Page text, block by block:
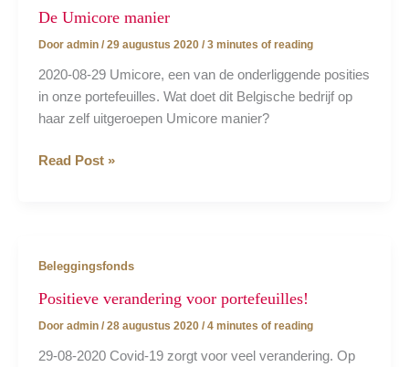
De Umicore manier
Door admin / 29 augustus 2020 / 3 minutes of reading
2020-08-29 Umicore, een van de onderliggende posities
in onze portefeuilles. Wat doet dit Belgische bedrijf op
haar zelf uitgeroepen Umicore manier?
De
Read Post »
Beleggingsfonds
Positieve verandering voor portefeuilles!
Door admin / 28 augustus 2020 / 4 minutes of reading
29-08-2020 Covid-19 zorgt voor veel verandering. Op